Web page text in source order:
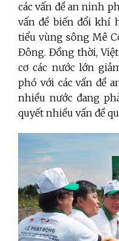
các vấn đề an ninh
vấn đề biến đổi khí
tiểu vùng sông Mê
Đông. Đồng thời,
cơ các nước lớn
phó với các vấn đề
nhiều nước đang
quyết nhiều vấn đề